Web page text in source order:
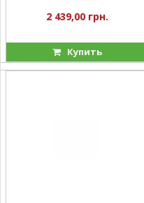
2 439,00 грн.
Купить